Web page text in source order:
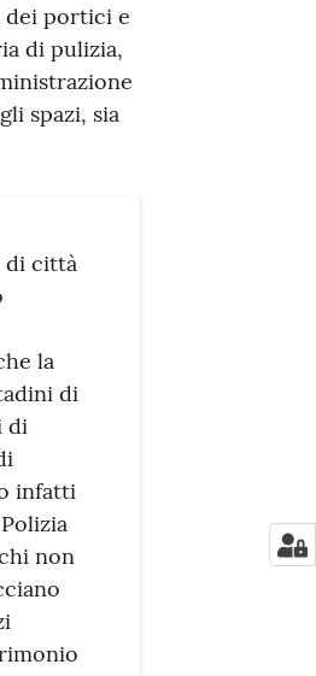
dei portici e
di pulizia,
spazi, sia
di città
la
di
di
infatti
non